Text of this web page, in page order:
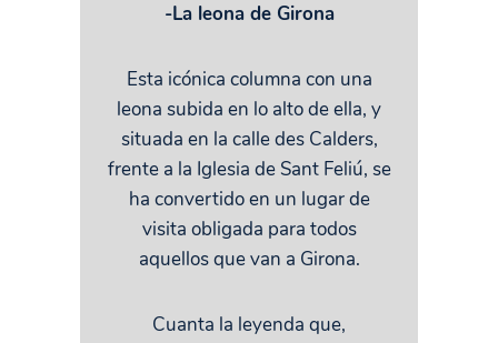
-La leona de Girona
Esta icónica columna con una
leona subida en lo alto de ella, y
situada en la calle des Calders,
frente a la Iglesia de Sant Feliú, se
ha convertido en un lugar de
visita obligada para todos
aquellos que van a Girona.
Cuanta la leyenda que,